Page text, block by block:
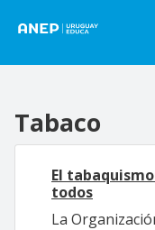
Tabaco
El
todos
La